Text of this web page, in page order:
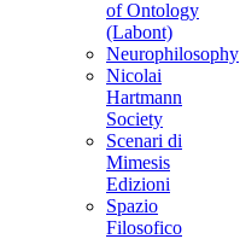
of Ontology
(Labont)
Neurophilosophy
Nicolai
Hartmann
Society
Scenari di
Mimesis
Edizioni
Spazio
Filosofico